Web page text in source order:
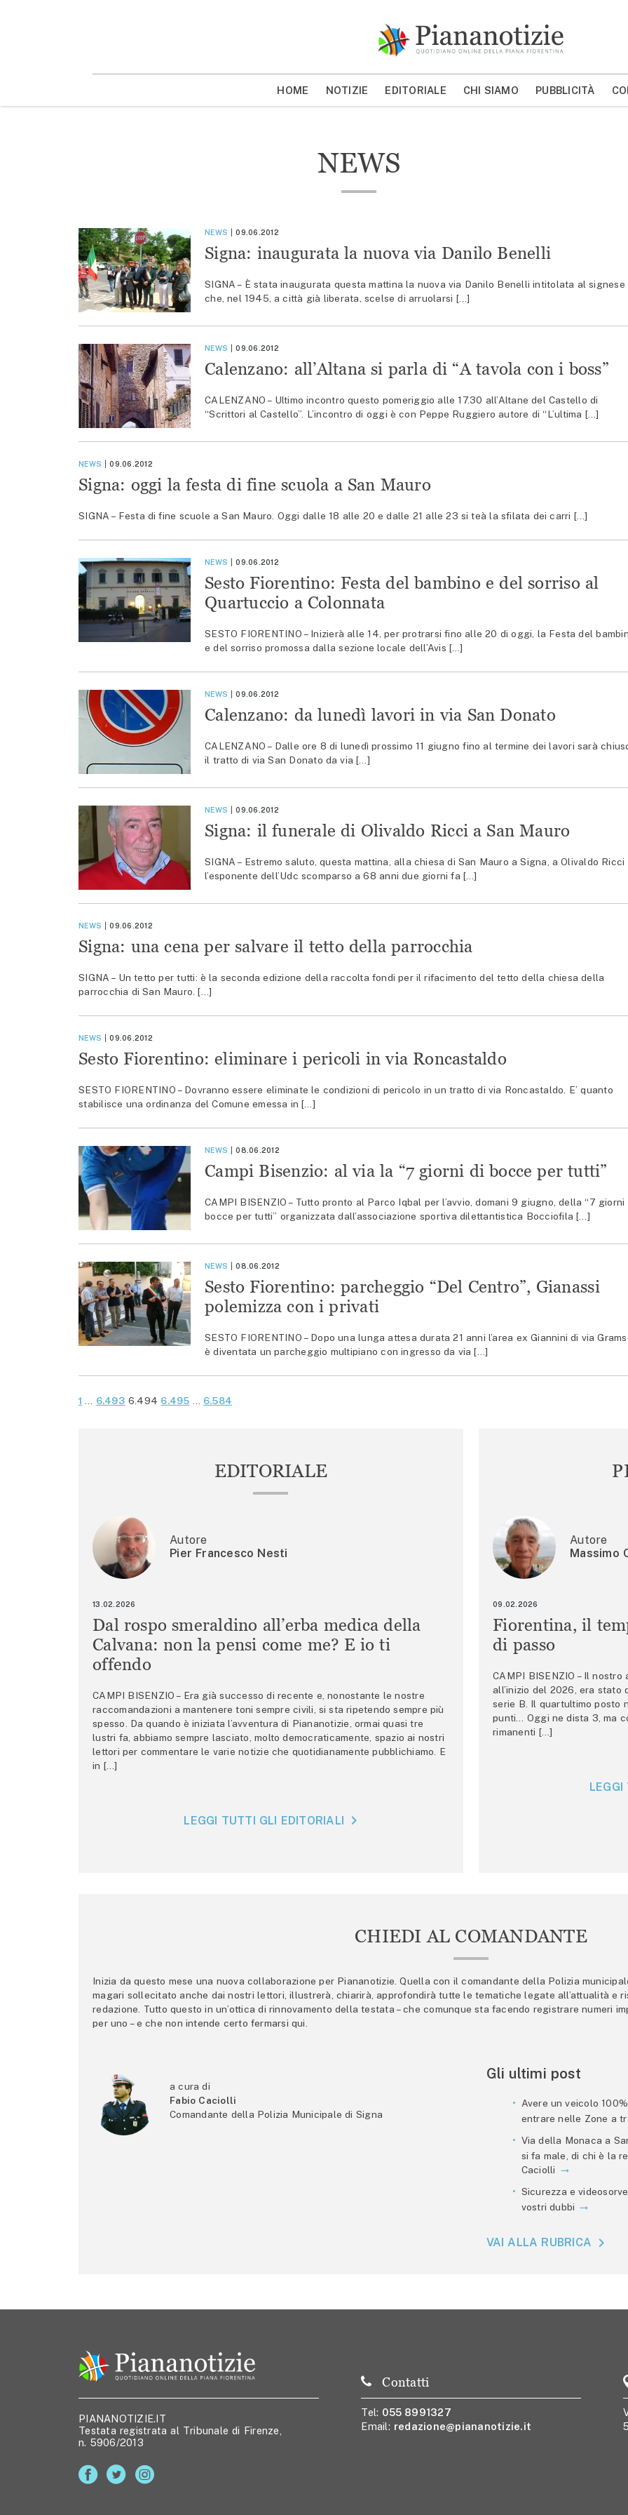
MOSTRA/NASCONDI CERCA
HOME NOTIZIE EDITORIALE CHI SIAMO PUBBLICITÀ
NEWS
NEWS 09.06.2012
Signa: inaugurata la nuova via Danilo Benelli
SIGNA – È stata inaugurata questa mattina la nuova via Danilo Benelli intitolata al signese
che, nel 1945, a città già liberata, scelse di arruolarsi […]
NEWS 09.06.2012
Calenzano: all’Altana si parla di “A tavola con i boss”
CALENZANO – Ultimo incontro questo pomeriggio alle 17.30 all’Altane del Castello di
“Scrittori al Castello”. L’incontro di oggi è con Peppe Ruggiero autore di “L’ultima […]
NEWS 09.06.2012
Signa: oggi la festa di fine scuola a San Mauro
SIGNA – Festa di fine scuole a San Mauro. Oggi dalle 18 alle 20 e dalle 21 alle 23 si teà la sfilata dei carri […]
NEWS 09.06.2012
Sesto Fiorentino: Festa del bambino e del sorriso al
Quartuccio a Colonnata
SESTO FIORENTINO – Inizierà alle 14, per protrarsi fino alle 20 di oggi, la Festa del
e del sorriso promossa dalla sezione locale dell’Avis […]
NEWS 09.06.2012
Calenzano: da lunedì lavori in via San Donato
CALENZANO – Dalle ore 8 di lunedì prossimo 11 giugno fino al termine dei lavori sarà
il tratto di via San Donato da via […]
NEWS 09.06.2012
Signa: il funerale di Olivaldo Ricci a San Mauro
SIGNA – Estremo saluto, questa mattina, alla chiesa di San Mauro a Signa, a Olivaldo Ricci
l’esponente dell’Udc scomparso a 68 anni due giorni fa […]
NEWS 09.06.2012
Signa: una cena per salvare il tetto della parrocchia
SIGNA – Un tetto per tutti: è la seconda edizione della raccolta fondi per il rifacimento del tetto della chiesa della
parrocchia di San Mauro. […]
NEWS 09.06.2012
Sesto Fiorentino: eliminare i pericoli in via Roncastaldo
SESTO FIORENTINO – Dovranno essere eliminate le condizioni di pericolo in un tratto di via Roncastaldo. E’ quanto
stabilisce una ordinanza del Comune emessa in […]
NEWS 08.06.2012
Campi Bisenzio: al via la “7 giorni di bocce per tutti”
CAMPI BISENZIO – Tutto pronto al Parco Iqbal per l’avvio, domani 9 giugno, della “7 giorni
bocce per tutti” organizzata dall’associazione sportiva dilettantistica Bocciofila […]
NEWS 08.06.2012
Sesto Fiorentino: parcheggio “Del Centro”, Gianassi
polemizza con i privati
SESTO FIORENTINO – Dopo una lunga attesa durata 21 anni l’area ex Giannini di via
è diventata un parcheggio multipiano con ingresso da via […]
PAGINAZIONE
Precedenti
1 6.493 6.494 6.495 6.584
EDITORIALE
Autore
Pier Francesco Nesti
13.02.2026
Dal rospo smeraldino all’erba medica della
Calvana: non la pensi come me? E io ti
offendo
CAMPI BISENZIO – Era già successo di recente e, nonostante le nostre
raccomandazioni a mantenere toni sempre civili, si sta ripetendo sempre più
spesso. Da quando è iniziata l’avventura di Piananotizie, ormai quasi tre
lustri fa, abbiamo sempre lasciato, molto democraticamente, spazio ai nostri
lettori per commentare le varie notizie che quotidianamente pubblichiamo. E
in […]
LEGGI TUTTI GLI EDITORIALI
Autore
Massimo
09.02.2026
Fiorentina, il
di passo
CAMPI BISENZIO – Il
all’inizio del 2026, era stato
serie B. Il quartultimo posto
punti… Oggi ne dista 3, ma
rimanenti […]
CHIEDI AL COMANDANTE
Inizia da questo mese una nuova collaborazione per Piananotizie. Quella con il comandante della Polizia
magari sollecitato anche dai nostri lettori, illustrerà, chiarirà, approfondirà tutte le tematiche legate all’attualità e
redazione. Tutto questo in un’ottica di rinnovamento della testata – che comunque sta facendo registrare numeri
per uno – e che non intende certo fermarsi qui.
a cura di
Fabio Caciolli
Comandante della Polizia Municipale di Signa
Gli ultimi post
Avere un veicolo
entrare nelle Zone a
Via della Monaca a
si fa male, di chi è la
Caciolli
Sicurezza e
vostri dubbi
VAI ALLA RUBRICA
PIANANOTIZIE.IT
Testata registrata al Tribunale di Firenze,
n. 5906/2013
Contatti
Tel: 055 8991327
Email: redazione@piananotizie.it